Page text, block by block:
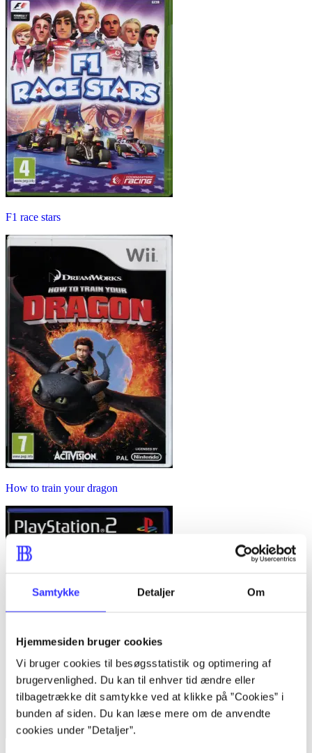
Samtykke Detaljer Om
Hjemmesiden bruger cookies
Vi bruger cookies til besøgsstatistik og optimering af
brugervenlighed. Du kan til enhver tid ændre eller
tilbagetrække dit samtykke ved at klikke på ”Cookies” i
bunden af siden. Du kan læse mere om de anvendte
cookies under ”Detaljer”.
F1 race stars
How to train your dragon